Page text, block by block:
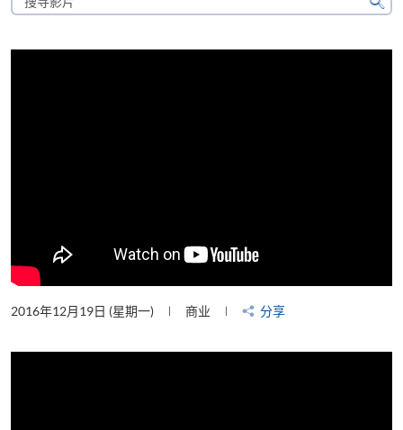
寻
片
搜
2016年12月19日 (星期一) 商业 分享